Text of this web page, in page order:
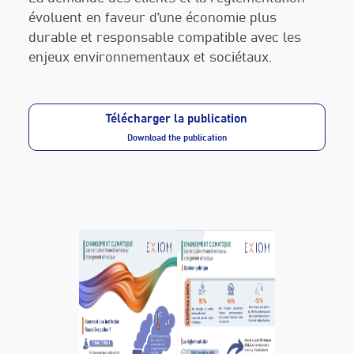
évoluent en faveur d’une économie plus
durable et responsable compatible avec les
enjeux environnementaux et sociétaux.
Télécharger la publication
Download the publication